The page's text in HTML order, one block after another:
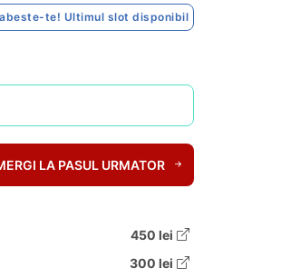
te! Ultimul slot disponibil
LA PASUL URMATOR
450 lei
300 lei